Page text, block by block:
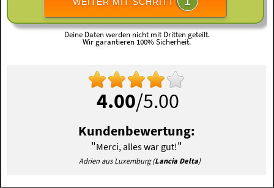
Deine Daten werden nicht mit Dritten geteilt.
Wir garantieren 100% Sicherheit.
4.00/5.00
Kundenbewertung:
"Merci, alles war gut!"
Adrien aus Luxemburg (Lancia Delta)